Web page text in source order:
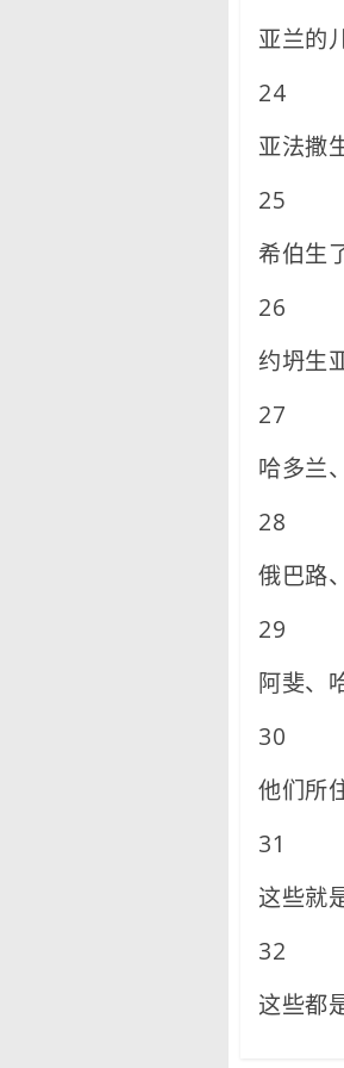
亚兰的
24
亚法撒
25
希伯生
26
约坍生
27
哈多兰
28
俄巴路
29
阿斐、
30
他们所
31
这些就
32
这些都